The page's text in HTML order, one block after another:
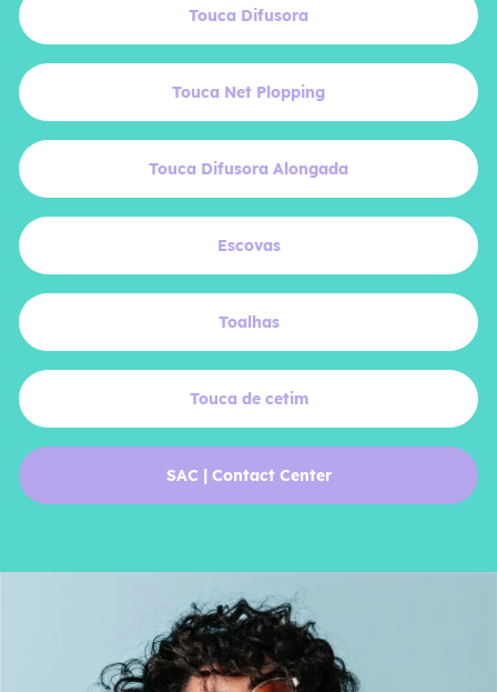
Touca Difusora
Touca Net Plopping
Touca Difusora Alongada
Escovas
Toalhas
Touca de cetim
SAC | Contact Center